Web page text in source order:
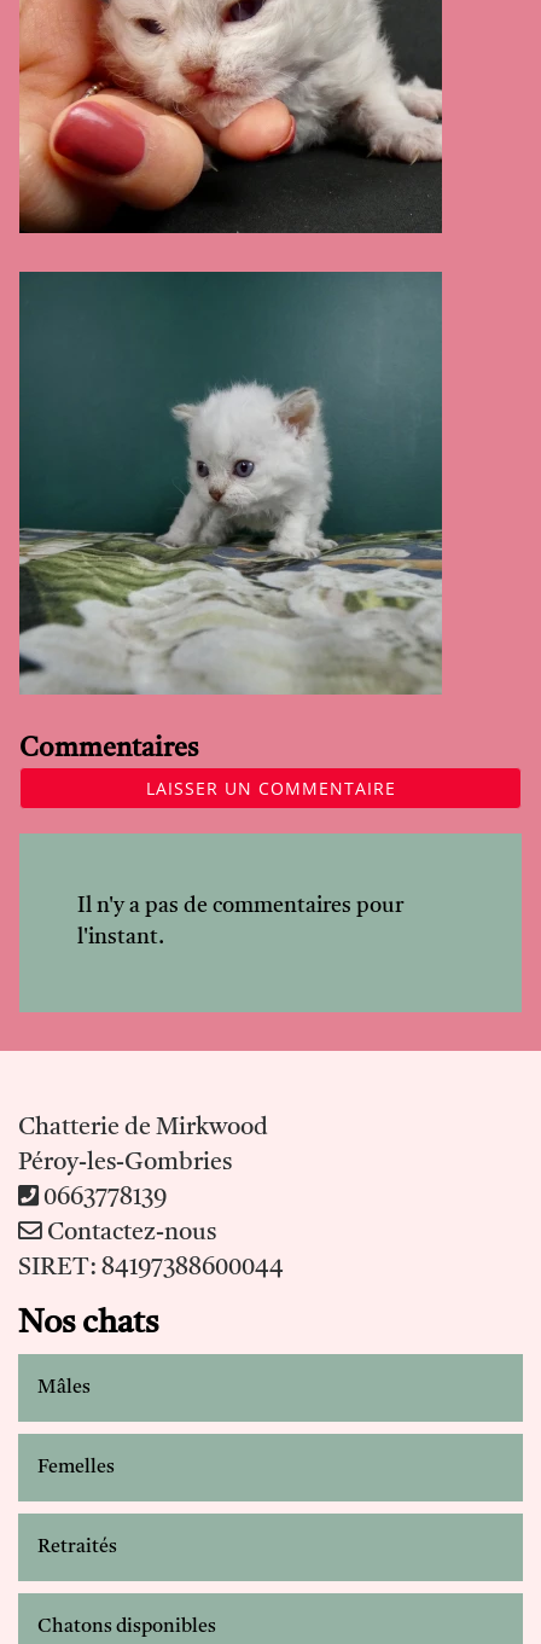
Commentaires
LAISSER UN COMMENTAIRE
Il n'y a pas de commentaires pour
l'instant.
Chatterie de Mirkwood
Péroy-les-Gombries
0663778139
Contactez-nous
SIRET: 84197388600044
Nos chats
Mâles
Femelles
Retraités
Chatons disponibles